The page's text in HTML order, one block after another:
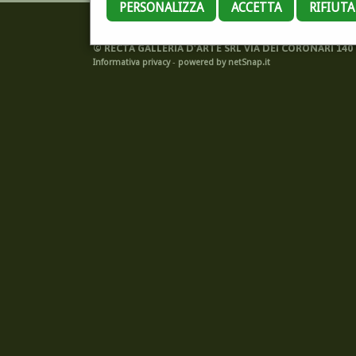
PERSONALIZZA ACCETTA
©RECTA GALLERIA D'ARTE SRL VIA DEI CORONARI
Informativa privacy- powered by netSnap.it